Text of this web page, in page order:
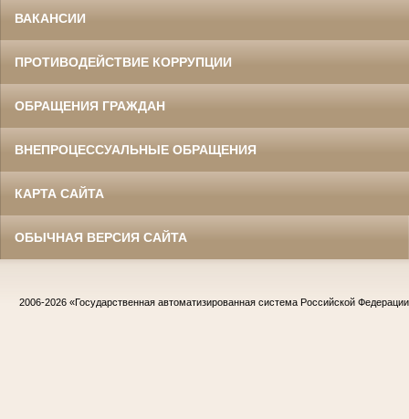
ВАКАНСИИ
ПРОТИВОДЕЙСТВИЕ КОРРУПЦИИ
ОБРАЩЕНИЯ ГРАЖДАН
ВНЕПРОЦЕССУАЛЬНЫЕ ОБРАЩЕНИЯ
КАРТА САЙТА
ОБЫЧНАЯ ВЕРСИЯ САЙТА
2006-2026 «Государственная автоматизированная система Российской